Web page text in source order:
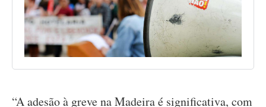
“A adesão à greve na Madeira é significativa, com